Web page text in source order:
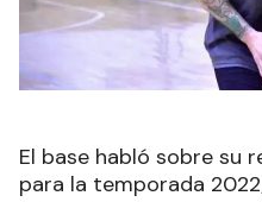
El base habló sobre su
para la temporada